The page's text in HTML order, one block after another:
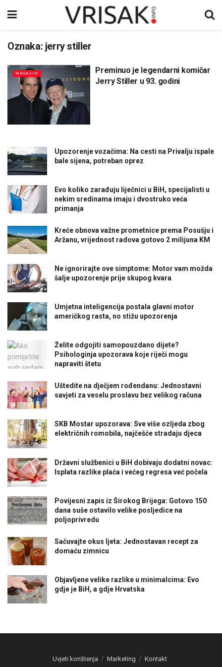
Oznaka: jerry stiller
MAGAZIN
Preminuo je legendarni komičar
Jerry Stiller u 93. godini
Upozorenje vozačima: Na cesti na Privalju ispale
bale sijena, potreban oprez
Evo koliko zarađuju liječnici u BiH, specijalisti u
nekim sredinama imaju i dvostruko veća
primanja
Kreće obnova važne prometnice prema Posušju i
Aržanu, vrijednost radova gotovo 2 milijuna KM
Ne ignorirajte ove simptome: Motor vam možda
šalje upozorenje prije skupog kvara
Umjetna inteligencija postala glavni motor
američkog rasta, no stižu upozorenja
Želite odgojiti samopouzdano dijete?
Psihologinja upozorava koje riječi mogu
napraviti štetu
Uštedite na dječjem rođendanu: Jednostavni
savjeti za veselu proslavu bez velikog računa
SKB Mostar upozorava: Sve više ozljeda zbog
električnih romobila, najčešće stradaju djeca
Državni službenici u BiH dobivaju dodatni novac:
Isplata razlike plaća i većeg regresa već počela
Povijesni zapis iz Širokog Brijega: Gotovo 150
dana suše ostavilo velike posljedice na
poljoprivredu
Sačuvajte okus ljeta: Jednostavan recept za
domaću zimnicu
Objavljene velike razlike u minimalcima: Evo
gdje je BiH, a gdje Hrvatska
Uvjeti korištenja Marketing Kontakt